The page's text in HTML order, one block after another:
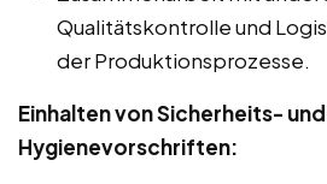
Qualitätskontrolle und
der Produktionsprozesse.
Einhalten von Sicherheits- und
Hygienevorschriften: